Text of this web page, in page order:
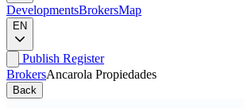
DevelopmentsBrokersMap
EN
Publish Register
BrokersAncarola Propiedades
Back